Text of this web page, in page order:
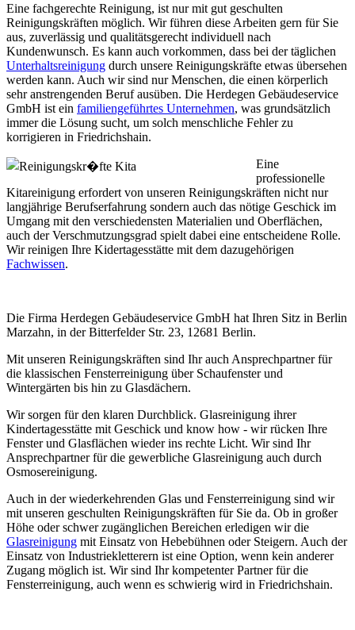
Eine fachgerechte Reinigung, ist nur mit gut geschulten
Reinigungskräften möglich. Wir führen diese Arbeiten gern für Sie
aus, zuverlässig und qualitätsgerecht individuell nach
Kundenwunsch. Es kann auch vorkommen, dass bei der täglichen
Unterhaltsreinigung durch unsere Reinigungskräfte etwas übersehen
werden kann. Auch wir sind nur Menschen, die einen körperlich
sehr anstrengenden Beruf ausüben. Die Herdegen Gebäudeservice
GmbH ist ein familiengeführtes Unternehmen, was grundsätzlich
immer die Lösung sucht, um solch menschliche Fehler zu
korrigieren in Friedrichshain.
Eine
professionelle
Kitareinigung erfordert von unseren Reinigungskräften nicht nur
langjährige Berufserfahrung sondern auch das nötige Geschick im
Umgang mit den verschiedensten Materialien und Oberflächen,
auch der Verschmutzungsgrad spielt dabei eine entscheidene Rolle.
Wir reinigen Ihre Kidertagesstätte mit dem dazugehörigen
Fachwissen.
Die Firma Herdegen Gebäudeservice GmbH hat Ihren Sitz in Berlin
Marzahn, in der Bitterfelder Str. 23, 12681 Berlin.
Mit unseren Reinigungskräften sind Ihr auch Ansprechpartner für
die klassischen Fensterreinigung über Schaufenster und
Wintergärten bis hin zu Glasdächern.
Wir sorgen für den klaren Durchblick. Glasreinigung ihrer
Kindertagesstätte mit Geschick und know how - wir rücken Ihre
Fenster und Glasflächen wieder ins rechte Licht. Wir sind Ihr
Ansprechpartner für die gewerbliche Glasreinigung auch durch
Osmosereinigung.
Auch in der wiederkehrenden Glas und Fensterreinigung sind wir
mit unseren geschulten Reinigungskräften für Sie da. Ob in großer
Höhe oder schwer zugänglichen Bereichen erledigen wir die
Glasreinigung mit Einsatz von Hebebühnen oder Steigern. Auch der
Einsatz von Industriekletterern ist eine Option, wenn kein anderer
Zugang möglich ist. Wir sind Ihr kompetenter Partner für die
Fensterreinigung, auch wenn es schwierig wird in Friedrichshain.